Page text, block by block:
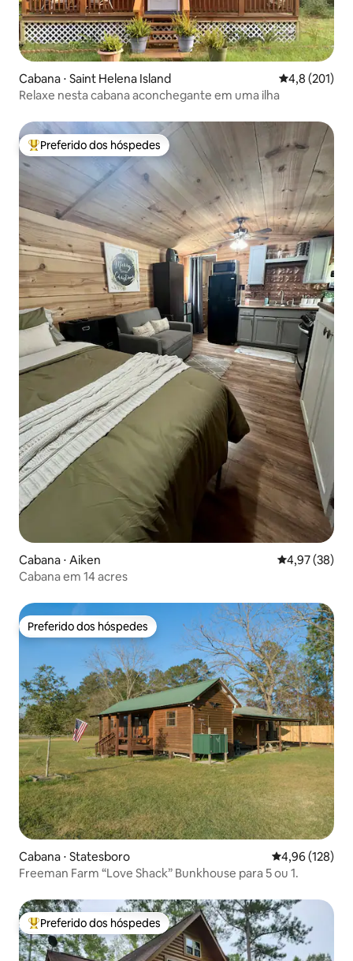
Cabana ⋅ Saint Helena Island 4,8 de uma
4,8 (201)
Relaxe nesta cabana aconchegante em uma ilha
Entre os melhores preferidos dos hóspedes
Preferido dos hóspedes
Cabana ⋅ Aiken 4,97 de uma
4,97 (38)
Cabana em 14 acres
Preferido dos hóspedes
Preferido dos hóspedes
Cabana ⋅ Statesboro 4,96 de uma
4,96 (128)
Freeman Farm “Love Shack” Bunkhouse para 5 ou 1.
Entre os melhores preferidos dos hóspedes
Preferido dos hóspedes